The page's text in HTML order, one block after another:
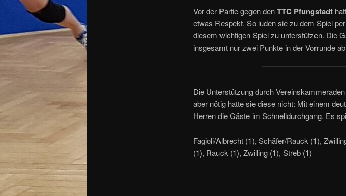
Vor der Partie gegen denTTC Pfungstadt
etwas Respekt. So luden sie zu dem Spiel
diesem wichtigen Spiel zu unterstützen. Die
insgesamt nur zwei Punkte in der Vorrunde
Die Unterstützung durch
aber nötig hatte sie diese nicht: Mit einem
Herren die Gäste im Schnelldurchgang. Es
Fagioli/Albrecht (1), Schäfer/Rauck (1),
(1), Rauck (1), Zwilling (1), Streb (1)